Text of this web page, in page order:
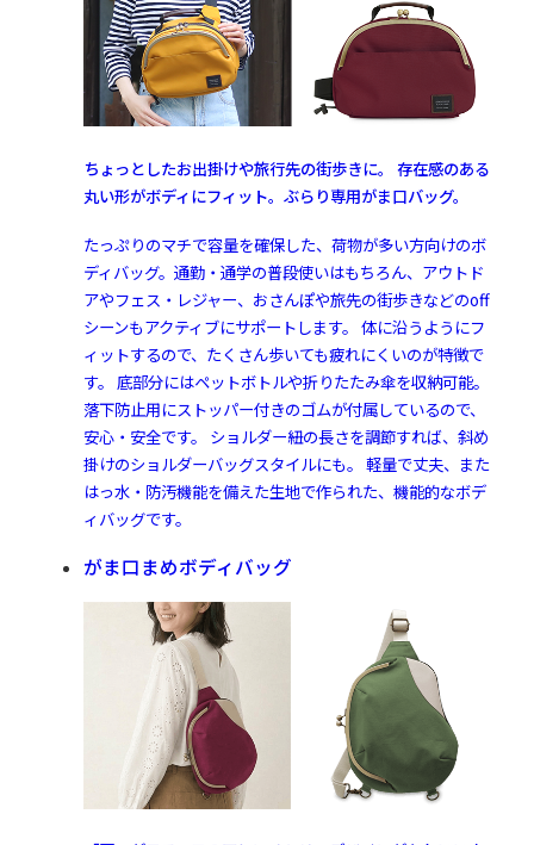
ちょっとしたお出掛けや旅行先の街歩きに。 存在感のある
丸い形がボディにフィット。ぶらり専用がま口バッグ。
たっぷりのマチで容量を確保した、荷物が多い方向けのボ
ディバッグ。通勤・通学の普段使いはもちろん、アウトド
アやフェス・レジャー、おさんぽや旅先の街歩きなどのoff
シーンもアクティブにサポートします。 体に沿うようにフ
ィットするので、たくさん歩いても疲れにくいのが特徴で
す。 底部分にはペットボトルや折りたたみ傘を収納可能。
落下防止用にストッパー付きのゴムが付属しているので、
安心・安全です。 ショルダー紐の長さを調節すれば、斜め
掛けのショルダーバッグスタイルにも。 軽量で丈夫、また
はっ水・防汚機能を備えた生地で作られた、機能的なボデ
ィバッグです。
がま口まめボディバッグ